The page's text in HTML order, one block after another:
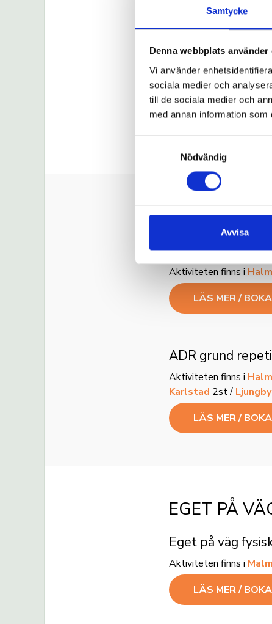
Samtycke
Denna webbplats använder
Vi använder
sociala medier och
till de sociala medier och
med annan information
Nödvändig
Avvisa
YKB delkurs 5
1st /Örebro 1st /
Västerås1st /
Mariestad1st /
Säffle1st
ADR-
ADR grund
Aktiviteten finns i
LÄS MER /
ADR grund
Aktiviteten finns i
Karlstad 2st /
LÄS MER /
EGET PÅ
Eget på väg
Aktiviteten finns i
LÄS MER /